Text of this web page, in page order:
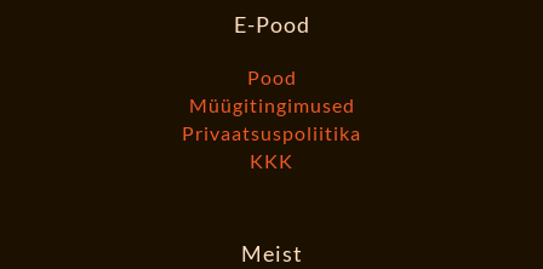
E-Pood
Pood
Müügitingimused
Privaatsuspoliitika
KKK
Meist